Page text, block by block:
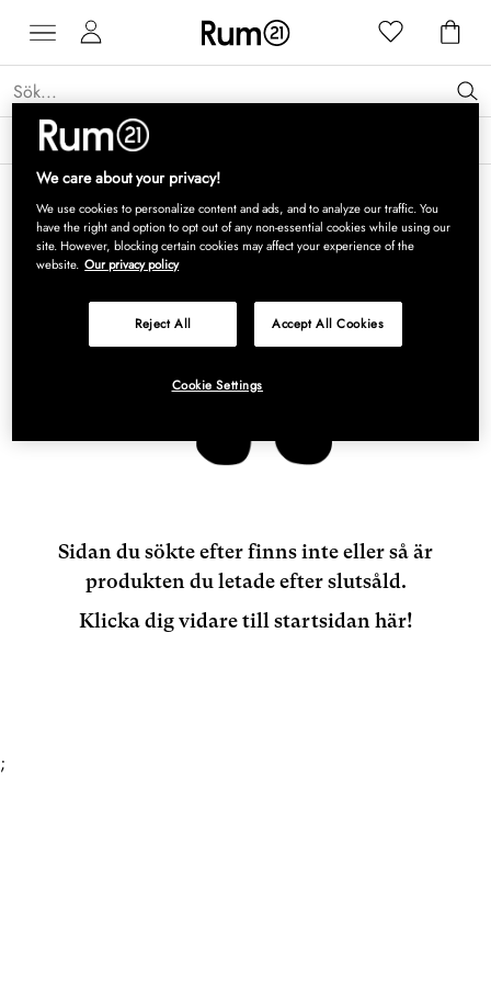
Få 15 % rabatt på Grythyttan Stålmöbler* →
Sidan du sökte efter finns inte eller så är
produkten du letade efter slutsåld.
Klicka dig vidare till startsidan här!
;
We care about your privacy!
We use cookies to personalize content and ads, and to analyze our traffic. You
have the right and option to opt out of any non-essential cookies while using our
site. However, blocking certain cookies may affect your experience of the
website. Our privacy policy
Reject All Accept All Cookies
Cookie Settings